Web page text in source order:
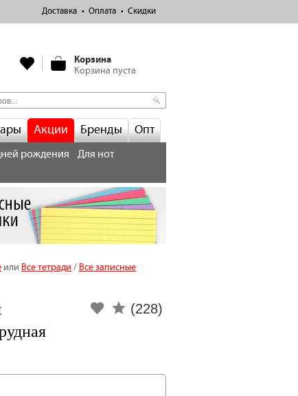
Доставка Оплата Скидки
Корзина
Корзина пуста
Акции Бренды Опт
рождения
Для нот
или Все тетради / Все записные
(228)